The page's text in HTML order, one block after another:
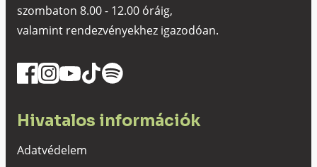
szombaton 8.00 - 12.00 óráig,
valamint rendezvényekhez igazodóan.
Hivatalos információk
Adatvédelem